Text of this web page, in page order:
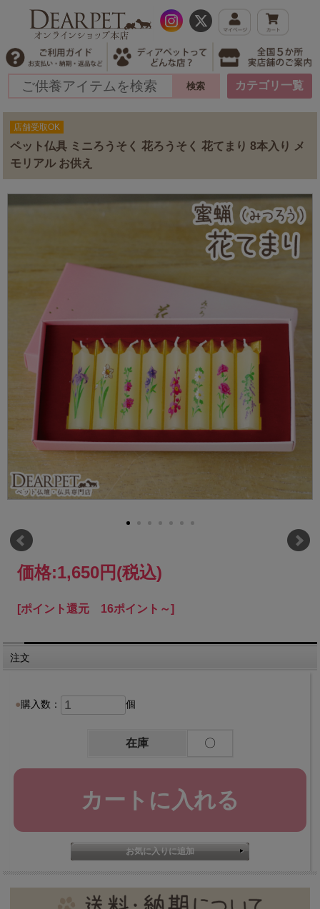
カテゴリ一覧
店舗受取OK
ペット仏具 ミニろうそく 花ろうそく 花てまり 8本入り メ
モリアル お供え
価格:1,650円(税込)
[ポイント還元 16ポイント～]
注文
購入数： 個
在庫 〇